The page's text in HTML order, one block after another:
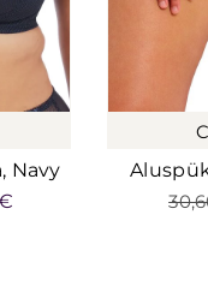
Navy